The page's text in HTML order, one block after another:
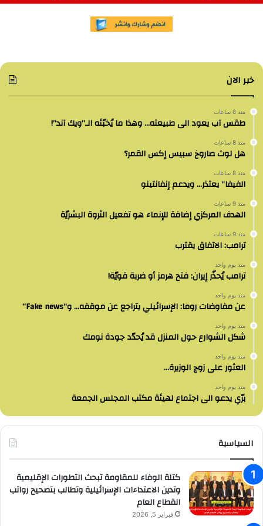
خبر الان
منذ 6 ساعات
طقس آب يعود الى طبيعته… وهذا ما يُخبّئه الـ”ويك آند”!
منذ 8 ساعات
هل لوث صاروخ سبيس إكس القمر؟
منذ 8 ساعات
الفيفا” يعتذر… ويدعم إنفانتينو
منذ 9 ساعات
الهدف المركزي إضافة للإنماء هو تفعيل الثروة البشريّة
منذ 9 ساعات
ترامب: الاتفاق يقترب
منذ يوم واحد
ترامب يُحذّر إيران: فتح هرمز أو ضربة قويّة!
منذ يوم واحد
عن مفاوضات روما: الإسرائيلي يتراجع عن موقفه… و”Fake news”
منذ يوم واحد
شكل الشوارع حول المنزل قد يُحدّد جودة نومك
منذ يوم واحد
العثور على زوج الوزيرة…
منذ يوم واحد
برّي يدعو الى اجتماع لهيئة مكتب المجلس الجمعة
السياسية
كتلة الوفاء للمقاومة تبحث التطورات الإقليمية
وتدين الاعتداءات الإسرائيلية وتطالب بتصحيح رواتب
القطاع العام
فبراير 5, 2026